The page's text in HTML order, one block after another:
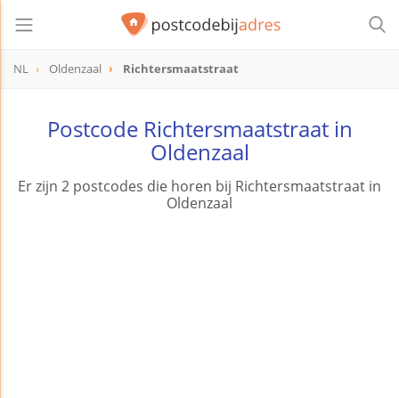
NL Oldenzaal Richtersmaatstraat
Postcode Richtersmaatstraat in
Oldenzaal
Er zijn 2 postcodes die horen bij Richtersmaatstraat in
Oldenzaal